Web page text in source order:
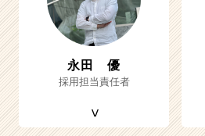
永田 優
採用担当責任者